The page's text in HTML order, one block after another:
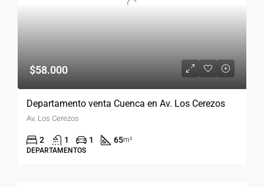
$58.000
Departamento venta Cuenca en Av. Los Cerezos
Av. Los Cerezos
2 1 1 65m²
DEPARTAMENTOS